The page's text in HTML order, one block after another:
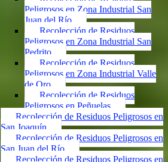
Peligrosos en Zona Industrial San
Juan del Río
Recolección de Residuos
Peligrosos en Zona Industrial San
Pedrito
Recolección de Residuos
Peligrosos en Zona Industrial Valle
de Oro
Recolección de Residuos
Peligrosos en Peñuelas
Recolección de Residuos Peligrosos en
San Joaquín
Recolección de Residuos Peligrosos en
San Juan del Río
Recolección de Residuos Peligrosos en